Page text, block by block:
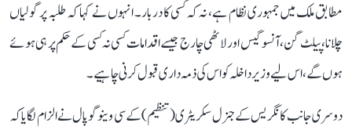
مطابق ملک میں جمہوری نظام ہے، نہ کہ کسی کا دربار۔ انہوں نے کہا کہ طلبہ پر گولیاں
چلانا، پیلٹ گن، آنسو گیس اور لاٹھی چارج جیسے اقدامات کسی نہ کسی کے حکم پر ہی ہوئے
ہوں گے، اس لیے وزیر داخلہ کو اس کی ذمہ داری قبول کرنی چاہیے۔
دوسری جانب کانگریس کے جنرل سکریٹری (تنظیم) کے سی وینوگوپال نے الزام لگایا کہ